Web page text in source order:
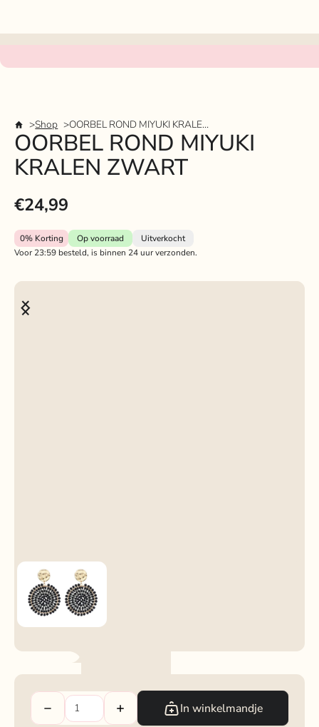
Shop OORBEL ROND MIYUKI KRALEN ZWART
OORBEL ROND MIYUKI
KRALEN ZWART
€24,99
0%Korting Op voorraad
Uitverkocht
Voor 23:59 besteld, is binnen 24 uur verzonden.
In winkelmandje